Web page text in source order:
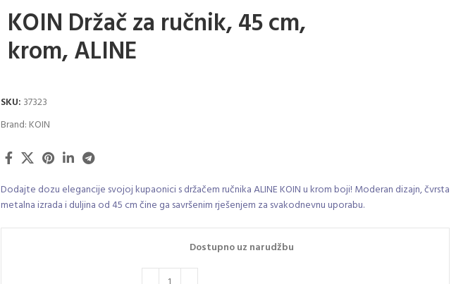
KOIN Držač za ručnik, 45 cm,
krom, ALINE
SKU: 37323
Brand: KOIN
Dodajte dozu elegancije svojoj kupaonici s držačem ručnika ALINE KOIN u krom boji! Moderan dizajn, čvrsta
metalna izrada i duljina od 45 cm čine ga savršenim rješenjem za svakodnevnu uporabu.
Dostupno uz narudžbu